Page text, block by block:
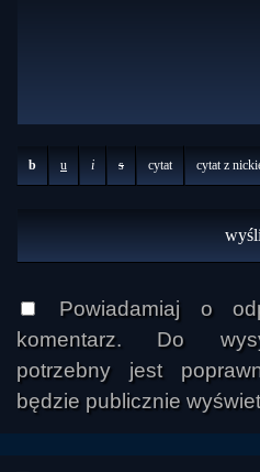
b u i s cytat cytat z
Powiadamiaj o
komentarz. Do
potrzebny jest
będzie publicznie